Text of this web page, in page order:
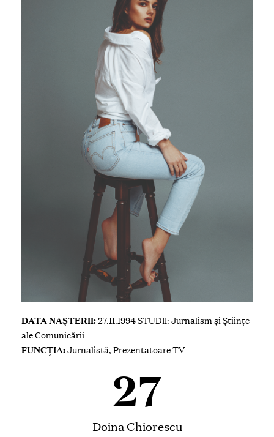
DATA NAȘTERII:27.11.1994STUDII: Jurnalism și Științe
ale Comunicării
FUNCȚIA:Jurnalistă, Prezentatoare TV
27
Doina Chiorescu